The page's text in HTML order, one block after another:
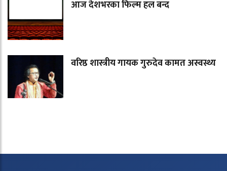
आज देशभरका फिल्म हल बन्द
वरिष्ठ शास्त्रीय गायक गुरुदेव कामत अस्वस्थ्य